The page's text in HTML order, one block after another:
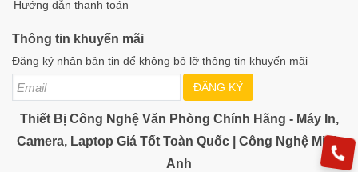
Hướng dẫn thanh toán
Thông tin khuyến mãi
Đăng ký nhận bản tin để không bỏ lỡ thông tin khuyến mãi
ĐĂNG KÝ
Thiết Bị Công Nghệ Văn Phòng Chính Hãng - Máy In,
Camera, Laptop Giá Tốt Toàn Quốc | Công Nghệ Minh
Anh